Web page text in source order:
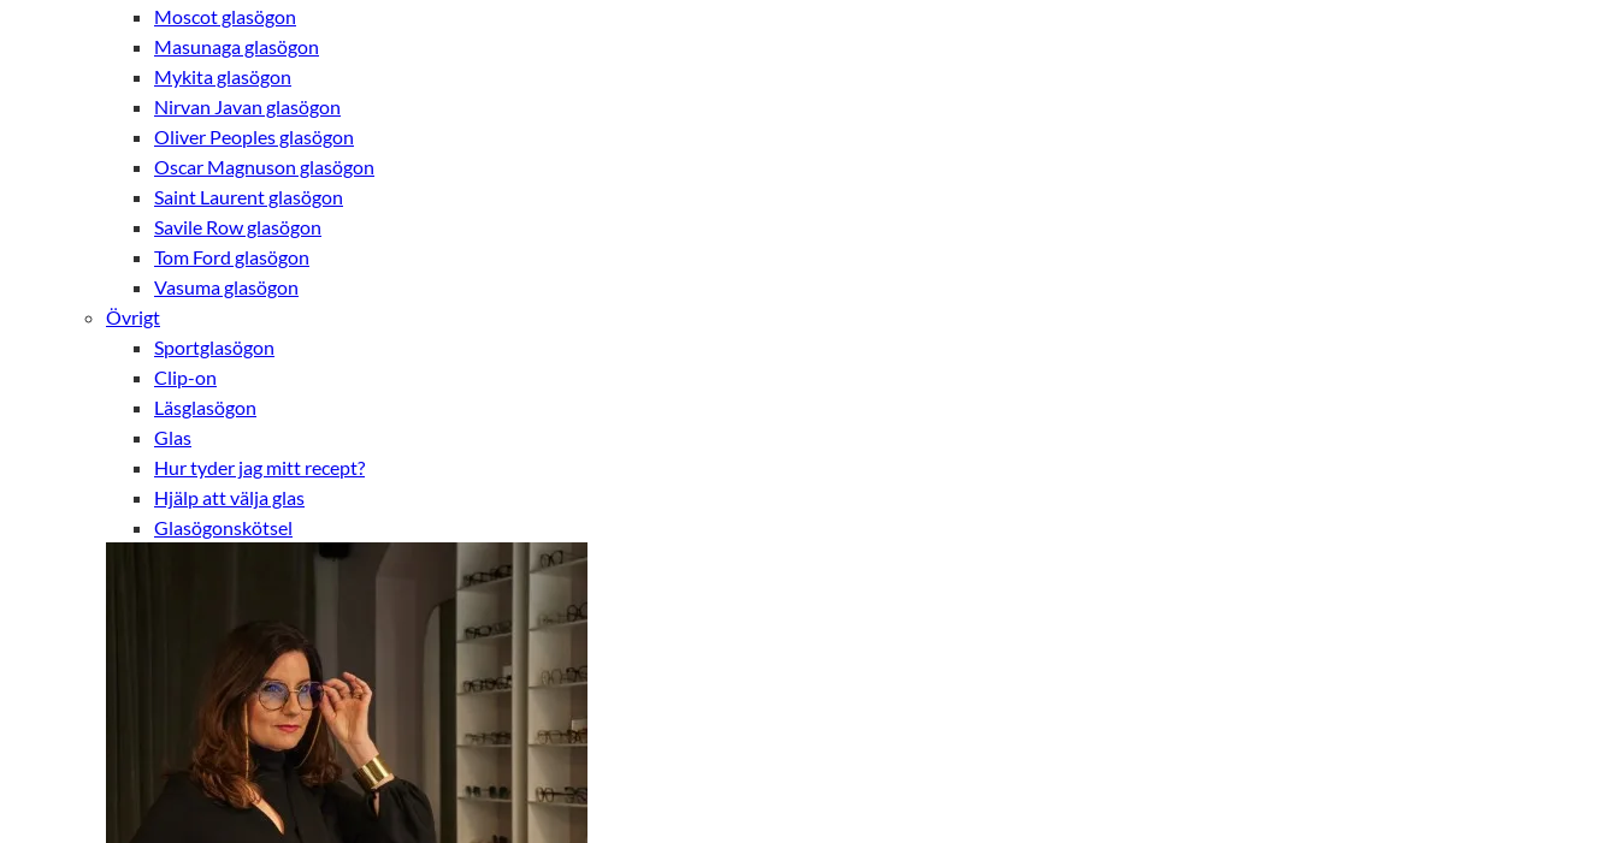
Moscot glasögon
Masunaga glasögon
Mykita glasögon
Nirvan Javan glasögon
Oliver Peoples glasögon
Oscar Magnuson glasögon
Saint Laurent glasögon
Savile Row glasögon
Tom Ford glasögon
Vasuma glasögon
Övrigt
Sportglasögon
Clip-on
Läsglasögon
Glas
Hur tyder jag mitt recept?
Hjälp att välja glas
Glasögonskötsel